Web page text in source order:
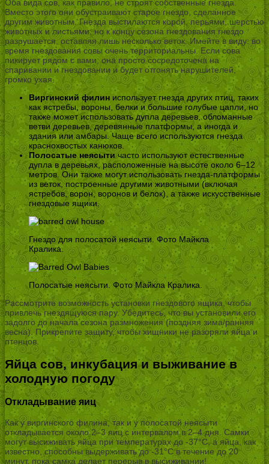
Оба вида сов, как правило, не строят собственные гнезда.
Вместо этого они обустраивают старое гнездо, сделанное
другим животным. Гнезда выстилаются корой, перьями, шерстью
животных и листьями, но к концу сезона гнездования гнездо
разрушается, оставляя лишь несколько веток. Имейте в виду: во
время гнездования совы очень территориальны. Если сова
пикирует рядом с вами, она просто сосредоточена на
спаривании и гнездовании и будет отгонять нарушителей,
громко ухая.
Виргинский филин использует гнезда других птиц, таких
как ястребы, вороны, белки и большие голубые цапли, но
также может использовать дупла деревьев, обломанные
ветви деревьев, деревянные платформы, а иногда и
здания или амбары. Чаще всего используются гнезда
краснохвостых канюков.
Полосатые неясытичасто используют естественные
дупла в деревьях, расположенные на высоте около 6–12
метров. Они также могут использовать гнезда-платформы
из веток, построенные другими животными (включая
ястребов, ворон, воронов и белок), а также искусственные
гнездовые ящики.
Гнездо для полосатой неясыти. Фото Майкла
Кралика.
Полосатые неясыти. Фото Майкла Кралика.
Рассмотрите возможность установки гнездового ящика, чтобы
привлечь гнездящуюся пару. Убедитесь, что вы установили его
задолго до начала сезона размножения (поздняя зима/ранняя
весна). Прикрепите защиту, чтобы хищники не разоряли яйца и
птенцов.
Яйца сов, инкубация и выживание в
холодную погоду
Откладывание яиц
Как у виргинского филина, так и у полосатой неясыти
откладывается около 2–3 яиц с интервалом в 2–4 дня. Самки
могут высиживать яйца при температурах до -37°C, а яйца, как
известно, способны выдерживать до -31°C в течение до 20
минут, пока самка делает перерыв в высиживании!